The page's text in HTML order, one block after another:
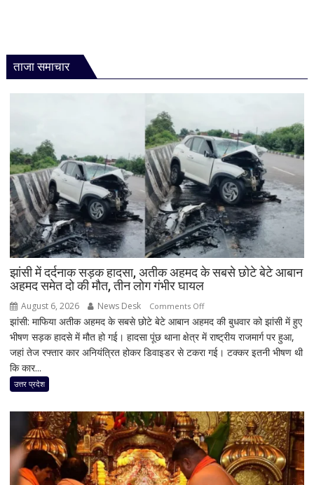
ताजा समाचार
झांसी में दर्दनाक सड़क हादसा, अतीक अहमद के सबसे छोटे बेटे आबान
अहमद समेत दो की मौत, तीन लोग गंभीर घायल
August 6, 2026 News Desk Comments Offon
झांसी
में
दर्दनाक
अहमद
के
सबसे
छोटे
बेटे
झांसी: माफिया अतीक अहमद के सबसे छोटे बेटे आबान अहमद की बुधवार को झांसी में हुए
भीषण सड़क हादसे में मौत हो गई। हादसा पूंछ थाना क्षेत्र में राष्ट्रीय राजमार्ग पर हुआ,
जहां तेज रफ्तार कार अनियंत्रित होकर डिवाइडर से टकरा गई। टक्कर इतनी भीषण थी
कि कार...
उत्तर प्रदेश